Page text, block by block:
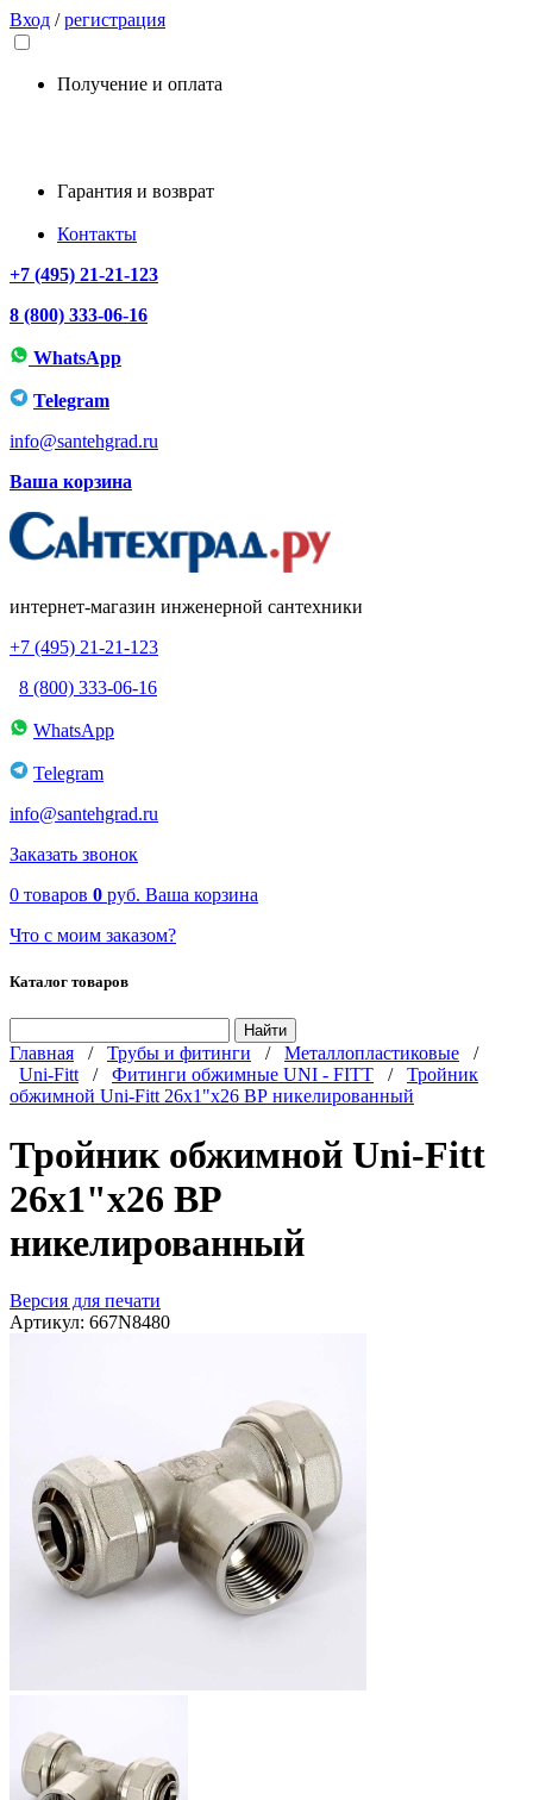
Вход /регистрация
Получение и оплата
Гарантия и возврат
Контакты
+7 (495) 21-21-123
8 (800) 333-06-16
WhatsApp
Telegram
info@santehgrad.ru
Ваша корзина
интернет-магазин инженерной сантехники
+7 (495) 21-21-123
8 (800) 333-06-16
WhatsApp
Telegram
info@santehgrad.ru
Заказать звонок
0 товаров 0 руб. Ваша корзина
Что с моим заказом?
Каталог товаров
Главная / Трубы и фитинги / Металлопластиковые /
Uni-Fitt / Фитинги обжимные UNI - FITT / Тройник
обжимной Uni-Fitt 26x1"x26 ВР никелированный
Тройник обжимной Uni-Fitt
26x1"x26 ВР
никелированный
Версия для печати
Артикул: 667N8480